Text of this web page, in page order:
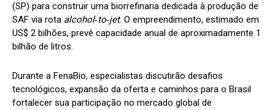
(SP) para construir uma biorrefinaria dedicada à produção de
SAF via rota alcohol‑to‑jet. O empreendimento, estimado em
US$ 2 bilhões, prevê capacidade anual de aproximadamente 1
bilhão de litros.
Durante a FenaBio, especialistas discutirão desafios
tecnológicos, expansão da oferta e caminhos para o Brasil
fortalecer sua participação no mercado global de